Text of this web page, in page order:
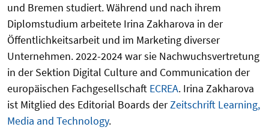
und Bremen studiert. Während und nach ihrem
Diplomstudium arbeitete Irina Zakharova in der
Öffentlichkeitsarbeit und im Marketing diverser
Unternehmen. 2022-2024 war sie Nachwuchsvertretung
in der Sektion Digital Culture and Communication der
europäischen Fachgesellschaft ECREA. Irina Zakharova
ist Mitglied des Editorial Boards derZeitschrift Learning,
Media and Technology.